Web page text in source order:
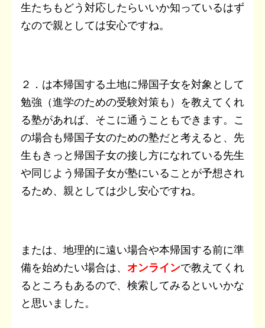
生たちもどう対応したらいいか知っているはず
なので親としては安心ですね。
２．は本帰国する土地に帰国子女を対象として
勉強（進学のための受験対策も）を教えてくれ
る塾があれば、そこに通うこともできます。こ
の場合も帰国子女のための塾だと考えると、先
生もきっと帰国子女の接し方になれている先生
や同じよう帰国子女が塾にいることが予想され
るため、親としては少し安心ですね。
または、地理的に遠い場合や本帰国する前に準
備を始めたい場合は、 オンラインで教えてくれ
るところもあるので、検索してみるといいかな
と思いました。